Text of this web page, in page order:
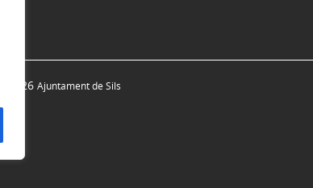
© 2026 Ajuntament de Sils